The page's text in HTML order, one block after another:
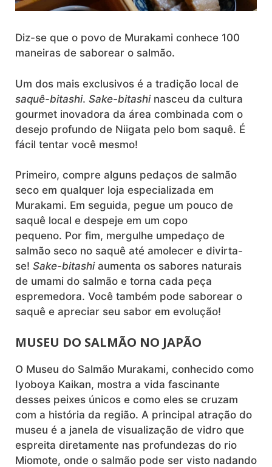
Diz-se que o povo de Murakami conhece 100
maneiras de saborear o salmão.
Um dos mais exclusivos é a tradição local de
saquê-bitashi. Sake-bitashinasceu da cultura
gourmet inovadora da área combinada com o
desejo profundo de Niigata pelo bom saquê. É
fácil tentar você mesmo!
Primeiro, compre alguns pedaços de salmão
seco em qualquer loja especializada em
Murakami. Em seguida, pegue um pouco de
saquê local e despeje em um copo
pequeno. Por fim, mergulhe umpedaço de
salmão seco no saquê até amolecer e divirta-
se! Sake-bitashiaumenta os sabores naturais
de umami do salmão e torna cada peça
espremedora. Você também pode saborear o
saquê e apreciar seu sabor em evolução!
MUSEU DO SALMÃO NO JAPÃO
O Museu do Salmão Murakami, conhecido como
Iyoboya Kaikan, mostra a vida fascinante
desses peixes únicos e como eles se cruzam
com a história da região. A principal atração do
museu é a janela de visualização de vidro que
espreita diretamente nas profundezas do rio
Miomote, onde o salmão pode ser visto nadando